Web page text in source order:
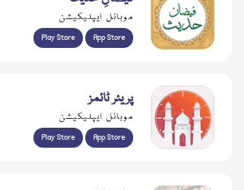
موبائل ایپلیکیشن
Play Store App Store
پریئر ٹائمز
موبائل ایپلیکیشن
Play Store App Store